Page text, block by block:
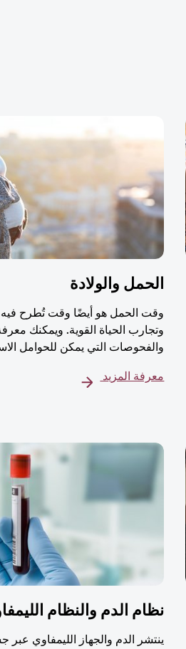
الحمل والولادة
وقت الحمل هو أيضًا وقت تُطرح فيه
وتجارب الحياة القوية. ويمكنك
والفحوصات التي يمكن للحوامل
معرفة المزيد
نظام الدم والنظام
ينتشر الدم والجهاز الليمفاوي عبر